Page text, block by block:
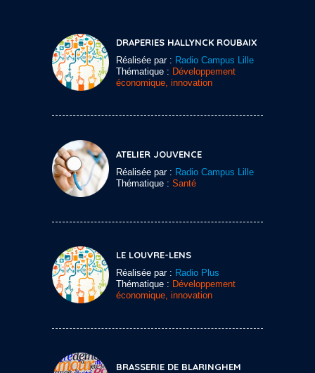
DRAPERIES HALLYNCK ROUBAIX
Réalisée par : Radio Campus Lille
Thématique : Développement
économique, innovation
ATELIER JOUVENCE
Réalisée par : Radio Campus Lille
Thématique : Santé
LE LOUVRE-LENS
Réalisée par : Radio Plus
Thématique : Développement
économique, innovation
BRASSERIE DE BLARINGHEM